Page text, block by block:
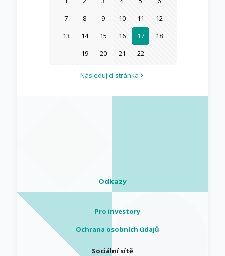
7
8 9 10 11
12
13
14 15 16 17
18
19
20 21 22
Následující stránka
Odkazy
— Pro investory
— Ochrana osobních údajů
Sociální sítě